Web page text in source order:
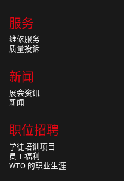
服务
维修服务
质量投诉
新闻
展会资讯
新闻
职位招聘
学徒培训项目
员工福利
WTO 的职业生涯